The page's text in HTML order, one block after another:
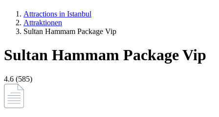
Attractions in Istanbul
Attraktionen
Sultan Hammam Package Vip
Sultan Hammam Package Vip
4.6 (585)